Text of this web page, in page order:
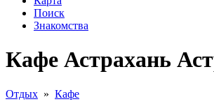
Поиск
Знакомства
Кафе Астрахань
Отдых » Кафе